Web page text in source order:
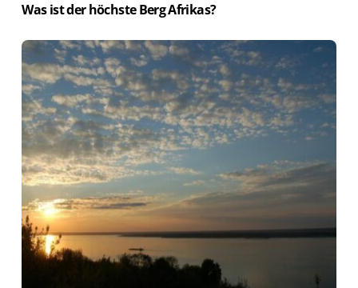
Was ist der höchste Berg Afrikas?